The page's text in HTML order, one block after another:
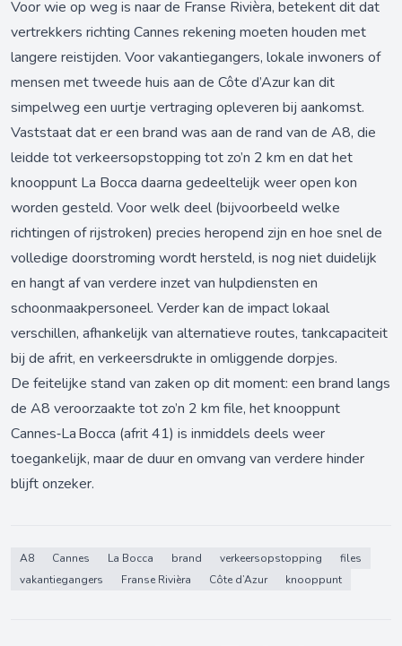
Voor wie op weg is naar de Franse Rivièra, betekent dit dat
vertrekkers richting Cannes rekening moeten houden met
langere reistijden. Voor vakantiegangers, lokale inwoners of
mensen met tweede huis aan de Côte d’Azur kan dit
simpelweg een uurtje vertraging opleveren bij aankomst.
Vaststaat dat er een brand was aan de rand van de A8, die
leidde tot verkeersopstopping tot zo’n 2 km en dat het
knooppunt La Bocca daarna gedeeltelijk weer open kon
worden gesteld. Voor welk deel (bijvoorbeeld welke
richtingen of rijstroken) precies heropend zijn en hoe snel de
volledige doorstroming wordt hersteld, is nog niet duidelijk
en hangt af van verdere inzet van hulpdiensten en
schoonmaakpersoneel. Verder kan de impact lokaal
verschillen, afhankelijk van alternatieve routes, tankcapaciteit
bij de afrit, en verkeersdrukte in omliggende dorpjes.
De feitelijke stand van zaken op dit moment: een brand langs
de A8 veroorzaakte tot zo’n 2 km file, het knooppunt
Cannes‑La Bocca (afrit 41) is inmiddels deels weer
toegankelijk, maar de duur en omvang van verdere hinder
blijft onzeker.
A8 Cannes La Bocca brand verkeersopstopping
files
vakantiegangers
Franse Rivièra Côte d’Azur knooppunt